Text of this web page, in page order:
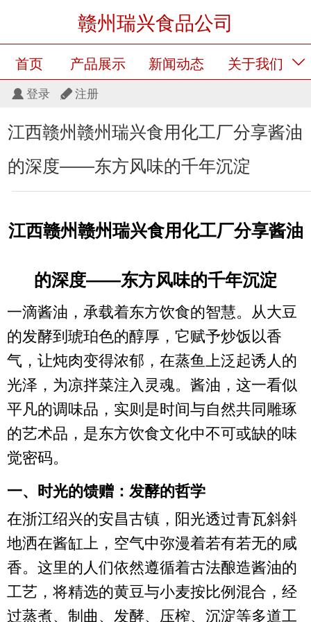
赣州瑞兴食品公司
首页 产品展示 新闻动态 关于我们
留言板 产品展示
登录 注册
江西赣州赣州瑞兴食用化工厂分享酱油
的深度——东方风味的千年沉淀
江西赣州赣州瑞兴食用化工厂分享酱油
的深度——东方风味的千年沉淀
一滴酱油，承载着东方饮食的智慧。从大豆
的发酵到琥珀色的醇厚，它赋予炒饭以香
气，让炖肉变得浓郁，在蒸鱼上泛起诱人的
光泽，为凉拌菜注入灵魂。酱油，这一看似
平凡的调味品，实则是时间与自然共同雕琢
的艺术品，是东方饮食文化中不可或缺的味
觉密码。
一、时光的馈赠：发酵的哲学
在浙江绍兴的安昌古镇，阳光透过青瓦斜斜
地洒在酱缸上，空气中弥漫着若有若无的咸
香。这里的人们依然遵循着古法酿造酱油的
工艺，将精选的黄豆与小麦按比例混合，经
过蒸煮、制曲、发酵、压榨、沉淀等多道工